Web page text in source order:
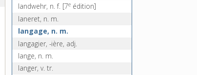
landwehr, n. f. [7e édition]
laneret, n. m.
langage, n. m.
langagier, -ière, adj.
lange, n. m.
langer, v. tr.